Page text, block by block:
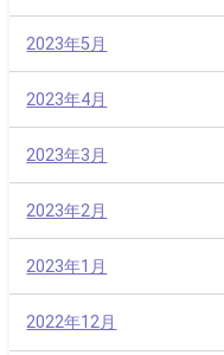
2023年5月
2023年4月
2023年3月
2023年2月
2023年1月
2022年12月